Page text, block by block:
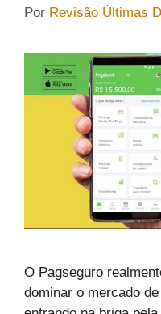
Por Revisão Últimas
O Pagseguro
dominar o mercado